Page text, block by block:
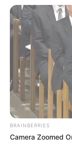
BRAINBERRIES
Camera Zoomed